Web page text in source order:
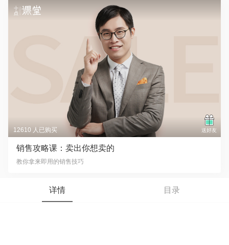
12610 人已购买 送好友
销售攻略课：卖出你想卖的
教你拿来即用的销售技巧
详情 目录